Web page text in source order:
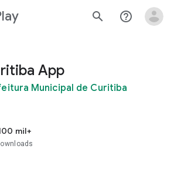
search help_outline
App
Municipal de Curitiba
mil+